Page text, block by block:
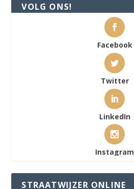
VOLG ONS!
Facebook
Twitter
LinkedIn
Instagram
STRAATWIJZER ONLINE